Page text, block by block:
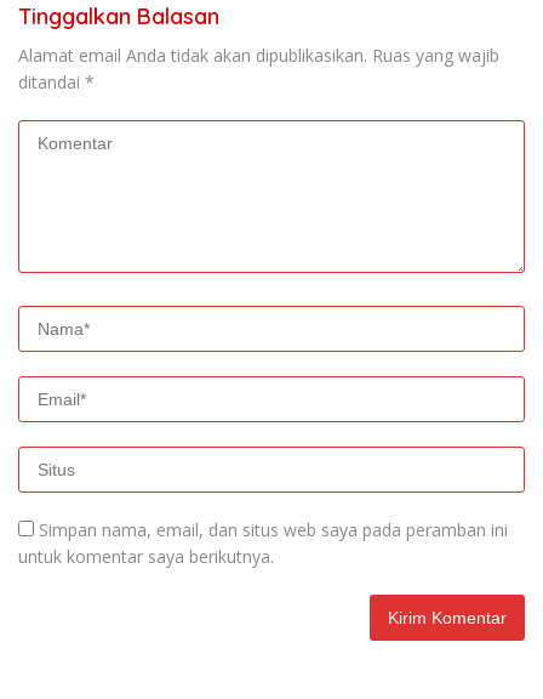
Tinggalkan Balasan
Alamat email Anda tidak akan dipublikasikan. Ruas yang wajib
ditandai *
Simpan nama, email, dan situs web saya pada peramban ini
untuk komentar saya berikutnya.